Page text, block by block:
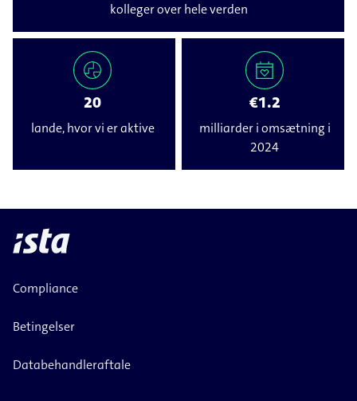
kolleger over hele verden
20
lande, hvor vi er aktive
€1.2
milliarder i omsætning i
2024
Compliance
Betingelser
Databehandleraftale